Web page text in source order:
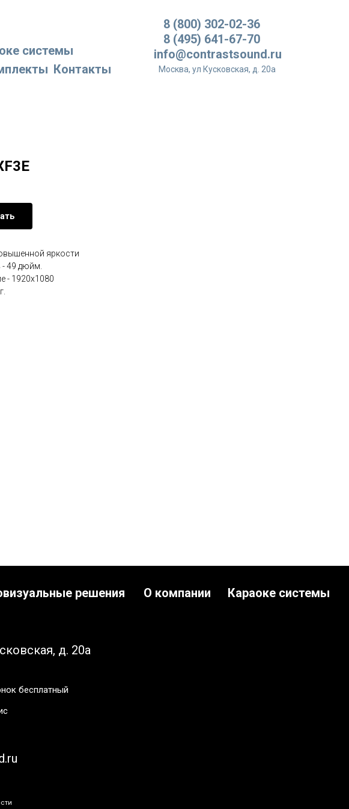
Контакты Москва, ул Кусковская, д. 20а
info@contrastsound.ru
8 (495) 641-67-70
8 (800) 302-02-36
системы
яркости
- 49 дюйм.
- 1920x1080
решения
д. 20а
бесплатный
О компании Караоке системы